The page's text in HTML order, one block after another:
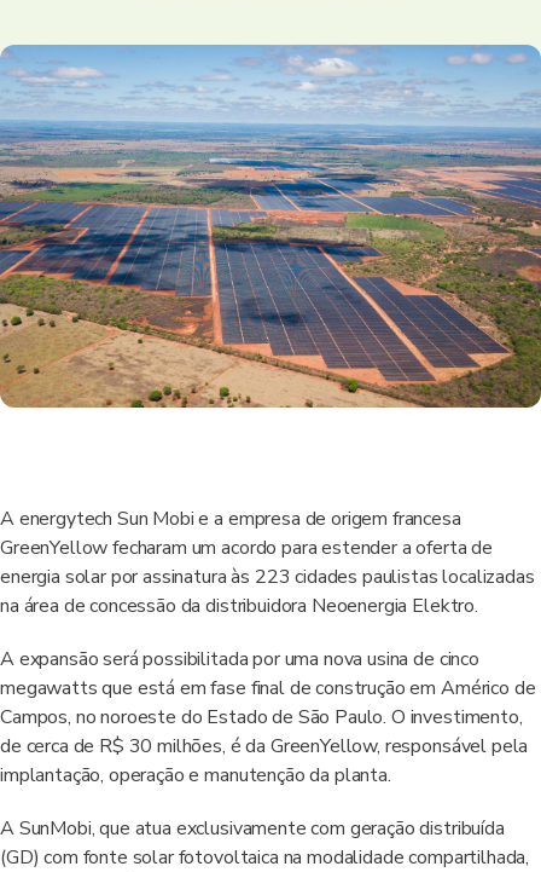
A energytech Sun Mobi e a empresa de origem francesa
GreenYellow fecharam um acordo para estender a oferta de
energia solar por assinatura às 223 cidades paulistas localizadas
na área de concessão da distribuidora Neoenergia Elektro.
A expansão será possibilitada por uma nova usina de cinco
megawatts que está em fase final de construção em Américo de
Campos, no noroeste do Estado de São Paulo. O investimento,
de cerca de R$ 30 milhões, é da GreenYellow, responsável pela
implantação, operação e manutenção da planta.
A SunMobi, que atua exclusivamente com geração distribuída
(GD) com fonte solar fotovoltaica na modalidade compartilhada,